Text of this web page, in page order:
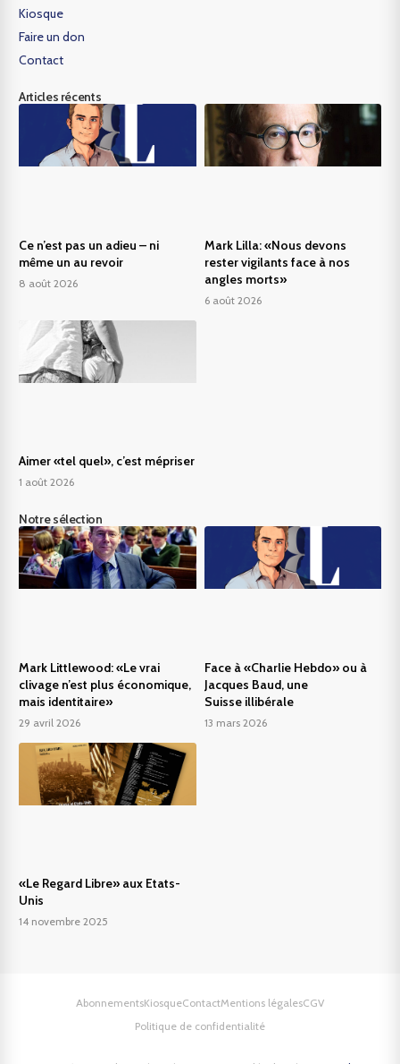
Kiosque
Faire un don
Contact
Articles récents
Ce n’est pas un adieu – ni
même un au revoir
8 août 2026
Mark Lilla: «Nous devons
rester vigilants face à nos
angles morts»
6 août 2026
Aimer «tel quel», c’est mépriser
1 août 2026
Notre sélection
Mark Littlewood: «Le vrai
clivage n’est plus économique,
mais identitaire»
29 avril 2026
Face à «Charlie Hebdo» ou à
Jacques Baud, une
Suisse illibérale
13 mars 2026
«Le Regard Libre» aux Etats-
Unis
14 novembre 2025
AbonnementsKiosqueContactMentions légalesCGV
Politique de confidentialité